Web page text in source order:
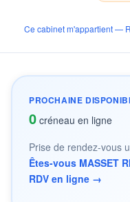
Ce cabinet m'appartient —
PROCHAINE
0 créneau en ligne
Prise de rendez-vous
Êtes-vous MASSET
RDV en ligne →